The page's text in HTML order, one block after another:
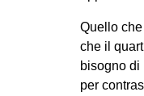
Quello
che il
bisogno
per